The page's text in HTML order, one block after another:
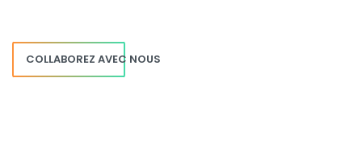
COLLABOREZ AVEC NOUS